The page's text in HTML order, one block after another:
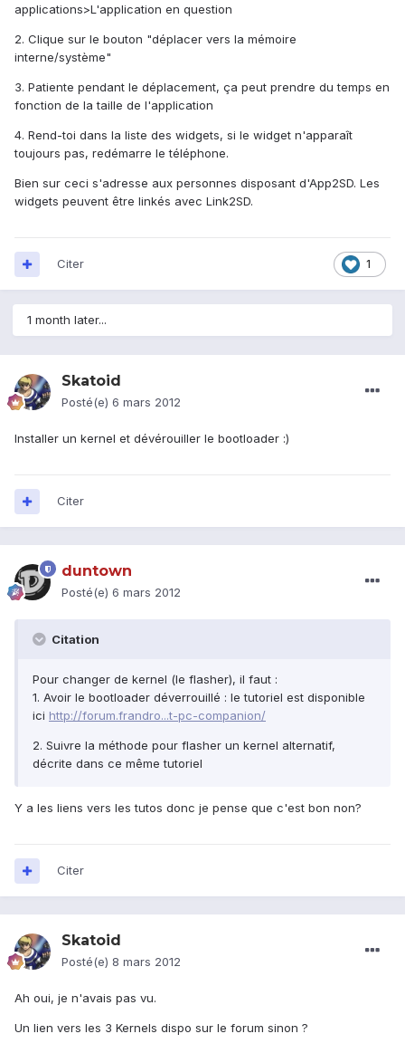
applications>L'application en question
2. Clique sur le bouton "déplacer vers la mémoire
interne/système"
3. Patiente pendant le déplacement, ça peut prendre du temps en
fonction de la taille de l'application
4. Rend-toi dans la liste des widgets, si le widget n'apparaît
toujours pas, redémarre le téléphone.
Bien sur ceci s'adresse aux personnes disposant d'App2SD. Les
widgets peuvent être linkés avec Link2SD.
1
Citer
1 month later...
Skatoid
Posté(e) 6 mars 2012
Installer un kernel et dévérouiller le bootloader :)
Citer
duntown
Posté(e) 6 mars 2012
Citation
Pour changer de kernel (le flasher), il faut :
1. Avoir le bootloader déverrouillé : le tutoriel est disponible
ici http://forum.frandro...t-pc-companion/
2. Suivre la méthode pour flasher un kernel alternatif,
décrite dans ce même tutoriel
Y a les liens vers les tutos donc je pense que c'est bon non?
Citer
Skatoid
Posté(e) 8 mars 2012
Ah oui, je n'avais pas vu.
Un lien vers les 3 Kernels dispo sur le forum sinon ?